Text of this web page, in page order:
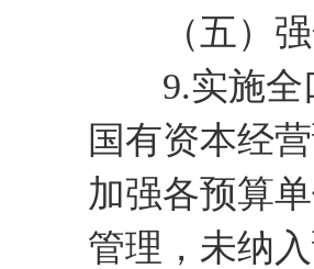
（五）强
9.实施全口
国有资本经
加强各预算
管理，未纳